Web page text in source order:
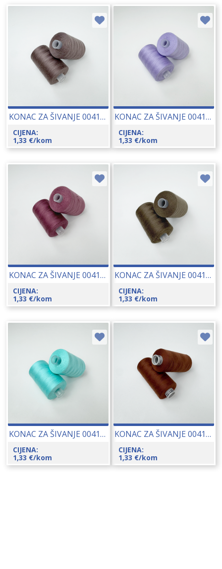
KONAC ZA ŠIVANJE 00415-7557
CIJENA:
1,33 €/kom
KONAC ZA ŠIVANJE 00415-8089
CIJENA:
1,33 €/kom
KONAC ZA ŠIVANJE 00415-7617
CIJENA:
1,33 €/kom
KONAC ZA ŠIVANJE 00415-8580
CIJENA:
1,33 €/kom
KONAC ZA ŠIVANJE 00415-8136
CIJENA:
1,33 €/kom
KONAC ZA ŠIVANJE 00415-230
CIJENA:
1,33 €/kom